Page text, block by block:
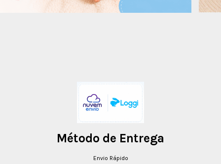
Método de Entrega
Envio Rápido